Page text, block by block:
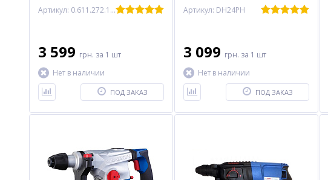
Артикул: 0.611.272.104
3 599 грн. за 1 шт
Нет в наличии
ПОД ЗАКАЗ
Артикул: DH24PH
3 099 грн. за 1 шт
Нет в наличии
ПОД ЗАКАЗ